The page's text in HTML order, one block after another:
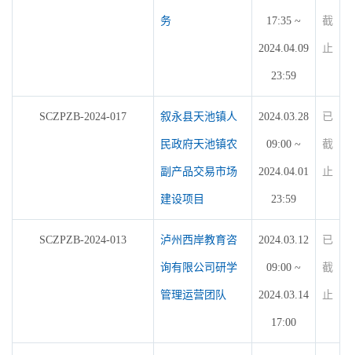
务 17:35 ~
2024.04.09
23:59
截
止
SCZPZB-2024-017 叙永县天池镇人
民政府天池镇农
副产品交易市场
建设项目
2024.03.28
09:00 ~
2024.04.01
23:59
已
截
止
SCZPZB-2024-013 泸州西岸教育咨
询有限公司研学
管理运营团队
2024.03.12
09:00 ~
2024.03.14
17:00
已
截
止